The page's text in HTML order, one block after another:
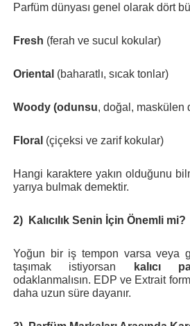
Parfüm dünyası genel olarak dört
Fresh (ferah ve sucul kokular)
Oriental (baharatlı, sıcak tonlar)
Woody (odunsu, doğal, maskülen
Floral (çiçeksi ve zarif kokular)
Hangi karaktere yakın olduğunu
yarıya bulmak demektir.
2) Kalıcılık Senin İçin Önemli mi?
Yoğun bir iş tempon varsa veya
taşımak istiyorsan
kalıcı
odaklanmalısın. EDP ve Extrait
daha uzun süre dayanır.